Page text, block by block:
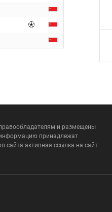
и размещены
информацию принадлежат
сайта активная ссылка на сайт